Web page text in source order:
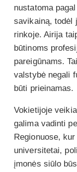
nustatoma
savikainą, todėl
rinkoje. Airija
būtinoms
pareigūnams.
valstybė negali
būti prieinamas.
Vokietijoje
galima vadinti
Regionuose,
universitetai,
įmonės siūlo